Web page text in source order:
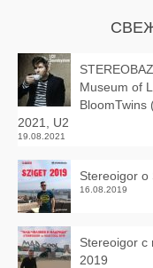
Museum of
BloomTwins
2021, U2
19.08.2021
Stereoigor о
16.08.2019
Stereoigor с
2019